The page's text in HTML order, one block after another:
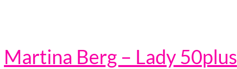
Martina Berg – Lady 50plus